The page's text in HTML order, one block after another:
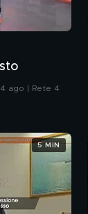
ago | Rete 4
5 MIN